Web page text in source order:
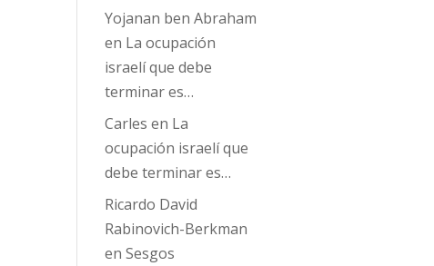
Yojanan ben Abraham
en La ocupación
israelí que debe
terminar es…
Carles en La
ocupación israelí que
debe terminar es…
Ricardo David
Rabinovich-Berkman
en Sesgos